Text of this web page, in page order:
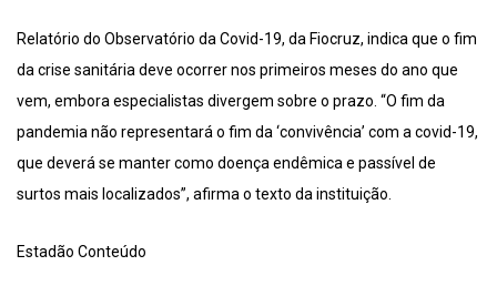
Relatório do Observatório da Covid-19, da Fiocruz, indica que o fim
da crise sanitária deve ocorrer nos primeiros meses do ano que
vem, embora especialistas divergem sobre o prazo. “O fim da
pandemia não representará o fim da ‘convivência’ com a covid-19,
que deverá se manter como doença endêmica e passível de
surtos mais localizados”, afirma o texto da instituição.
Estadão Conteúdo